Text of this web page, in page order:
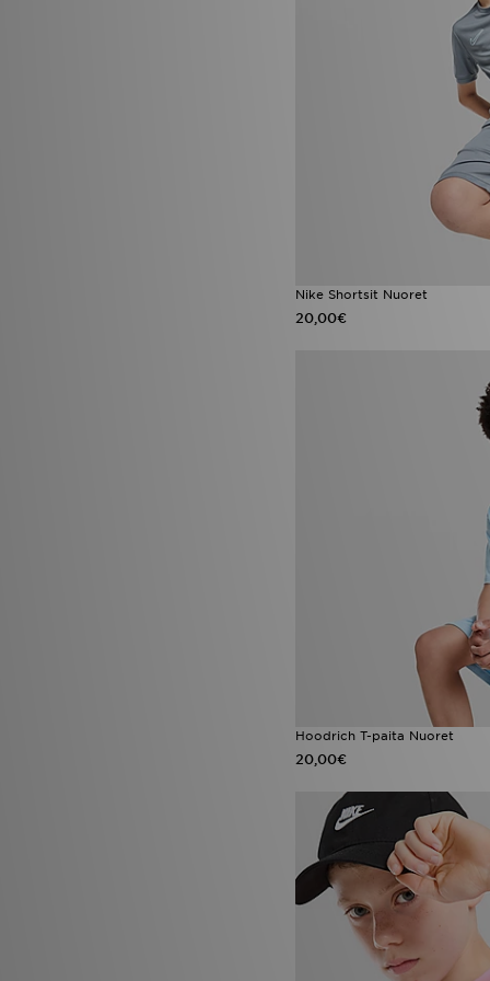
Nike Shortsit Nuoret
20,00€
Hoodrich T-paita Nuoret
20,00€